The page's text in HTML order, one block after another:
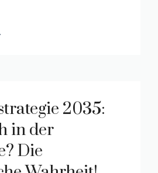
2035:
in der
Die